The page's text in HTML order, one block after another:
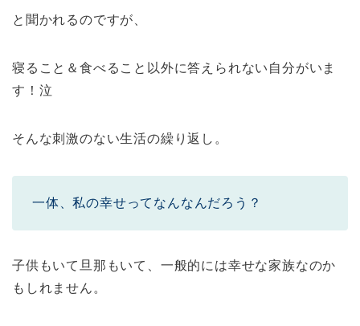
と聞かれるのですが、
寝ること＆食べること以外に答えられない自分がいま
す！泣
そんな刺激のない生活の繰り返し。
一体、私の幸せってなんなんだろう？
子供もいて旦那もいて、一般的には幸せな家族なのか
もしれません。